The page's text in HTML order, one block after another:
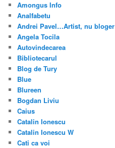
Amongus Info
Analfabetu
Andrei Pavel…Artist, nu bloger
Angela Tocila
Autovindecarea
Bibliotecarul
Blog de Tury
Blue
Blureen
Bogdan Liviu
Caius
Catalin Ionescu
Catalin Ionescu W
Cati ca voi